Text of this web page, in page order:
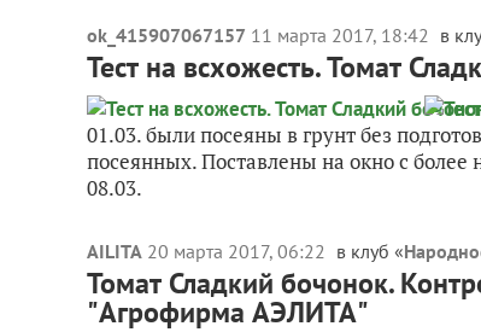
ok_415907067157 11 марта 2017, 18:42 в
Тест на всхожесть. Томат
01.03. были посеяны в грунт без
посеянных. Поставлены на окно с
08.03.
AILITA 20 марта 2017, 06:22 в клуб «
Томат Сладкий бочонок.
"Агрофирма АЭЛИТА"